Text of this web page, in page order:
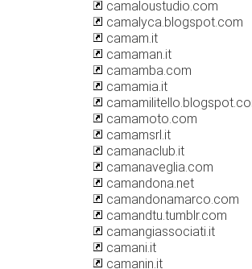
camaloustudio.com
camalyca.blogspot.com
camam.it
camaman.it
camamba.com
camamia.it
camamoto.com
camamsrl.it
camanaclub.it
camanaveglia.com
camandona.net
camandonamarco.com
camandtu.tumblr.com
camangiassociati.it
camani.it
camanin.it